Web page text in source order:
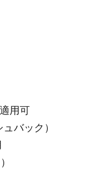
用可
バック）